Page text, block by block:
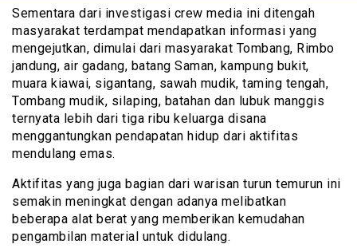
Sementara dari investigasi crew media ini ditengah
masyarakat terdampat mendapatkan informasi yang
mengejutkan, dimulai dari masyarakat Tombang, Rimbo
jandung, air gadang, batang Saman, kampung bukit,
muara kiawai, sigantang, sawah mudik, taming tengah,
Tombang mudik, silaping, batahan dan lubuk manggis
ternyata lebih dari tiga ribu keluarga disana
menggantungkan pendapatan hidup dari aktifitas
mendulang emas.
Aktifitas yang juga bagian dari warisan turun temurun ini
semakin meningkat dengan adanya melibatkan
beberapa alat berat yang memberikan kemudahan
pengambilan material untuk didulang.